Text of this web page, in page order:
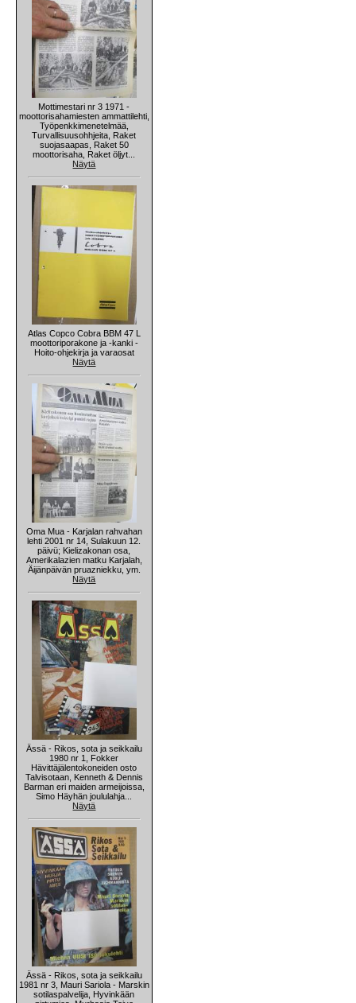
Mottimestari nr 3 1971 -
moottorisahamiesten ammattilehti,
Työpenkkimenetelmää,
Turvallisuusohhjeita, Raket
suojasaapas, Raket 50
moottorisaha, Raket öljyt...
Näytä
Atlas Copco Cobra BBM 47 L
moottoriporakone ja -kanki -
Hoito-ohjekirja ja varaosat
Näytä
Oma Mua - Karjalan rahvahan
lehti 2001 nr 14, Sulakuun 12.
päivü; Kielizakonan osa,
Amerikalazien matku Karjalah,
Äijänpäivän pruazniekku, ym.
Näytä
Ässä - Rikos, sota ja seikkailu
1980 nr 1, Fokker
Hävittäjälentokoneiden osto
Talvisotaan, Kenneth & Dennis
Barman eri maiden armeijoissa,
Simo Häyhän joululahja...
Näytä
Ässä - Rikos, sota ja seikkailu
1981 nr 3, Mauri Sariola - Marskin
sotilaspalvelija, Hyvinkään